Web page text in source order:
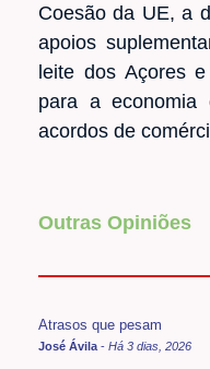
Coesão da UE, a
apoios
leite dos Açores
para a
acordos de
Outras Opiniões
Atrasos que pesam
José Ávila - Há 3 dias, 2026